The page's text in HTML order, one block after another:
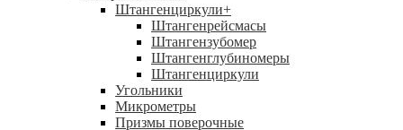
Штангенциркули+
Штангенрейсмасы
Штангензубомер
Штангенглубиномеры
Штангенциркули
Угольники
Микрометры
Призмы поверочные